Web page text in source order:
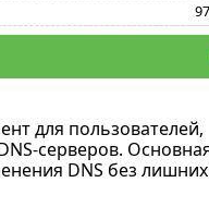
для пользователей,
серверов.
DNS без лишних